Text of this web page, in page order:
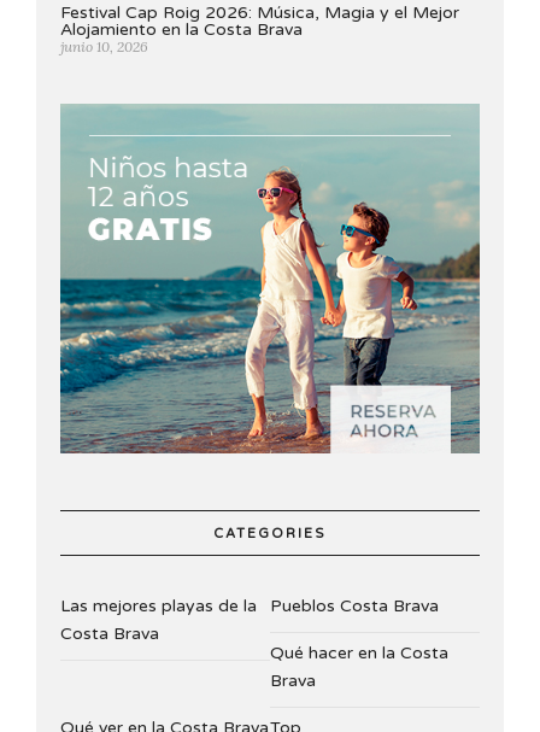
Festival Cap Roig 2026: Música, Magia y el Mejor
Alojamiento en la Costa Brava
junio 10, 2026
CATEGORIES
Las mejores playas de la
Costa Brava
Pueblos Costa Brava
Qué hacer en la Costa
Brava
Qué ver en la Costa BravaTop